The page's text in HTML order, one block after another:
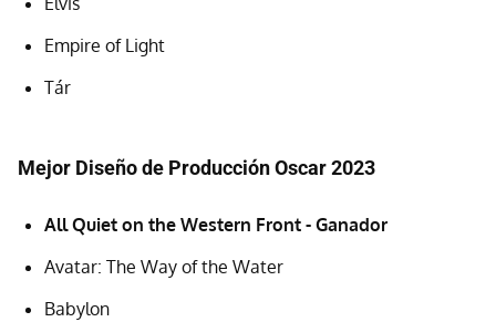
Empire of Light
Tár
Mejor Diseño de Producción Oscar 2023
All Quiet on the Western Front - Ganador
Avatar: The Way of the Water
Babylon